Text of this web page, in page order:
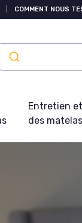
COMMENT NOUS
Entretien
des matelas